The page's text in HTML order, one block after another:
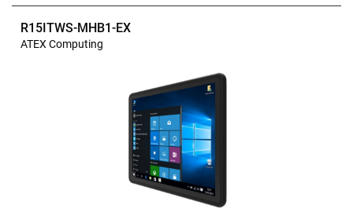
R15ITWS-MHB1-EX
ATEX Computing